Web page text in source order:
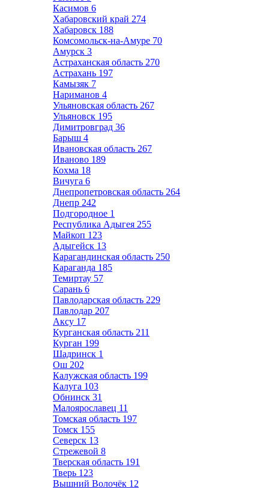
Касимов 6
Хабаровский край 274
Хабаровск 188
Комсомольск-на-Амуре 70
Амурск 3
Астраханская область 270
Астрахань 197
Камызяк 7
Нариманов 4
Ульяновская область 267
Ульяновск 195
Димитровград 36
Барыш 4
Ивановская область 267
Иваново 189
Кохма 18
Вичуга 6
Днепропетровская область 264
Днепр 242
Подгородное 1
Республика Адыгея 255
Майкоп 123
Адыгейск 13
Карагандинская область 250
Караганда 185
Темиртау 57
Сарань 6
Павлодарская область 229
Павлодар 207
Аксу 17
Курганская область 211
Курган 199
Шадринск 1
Ош 202
Калужская область 199
Калуга 103
Обнинск 31
Малоярославец 11
Томская область 197
Томск 155
Северск 13
Стрежевой 8
Тверская область 191
Тверь 123
Вышний Волочёк 12